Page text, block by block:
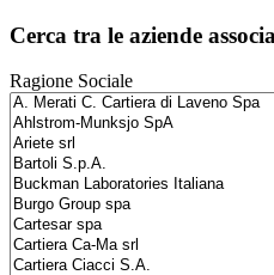
Cerca tra le aziende
Ragione Sociale